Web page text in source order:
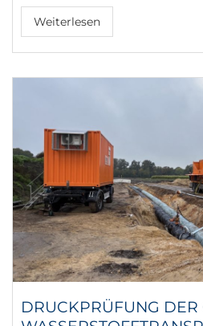
Weiterlesen
DRUCKPRÜFUNG DER